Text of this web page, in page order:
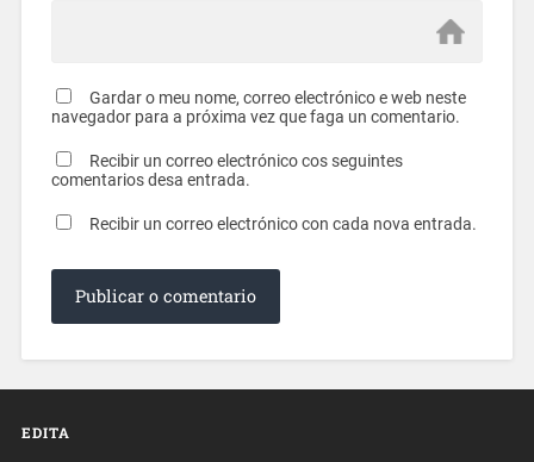
Gardar o meu nome, correo electrónico e web neste
navegador para a próxima vez que faga un comentario.
Recibir un correo electrónico cos seguintes
comentarios desa entrada.
Recibir un correo electrónico con cada nova entrada.
EDITA